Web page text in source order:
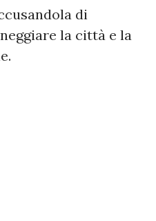
di
la città e la